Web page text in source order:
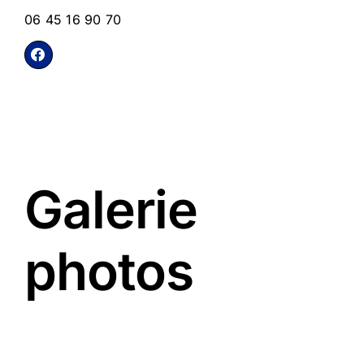
06 45 16 90 70
Galerie
photos